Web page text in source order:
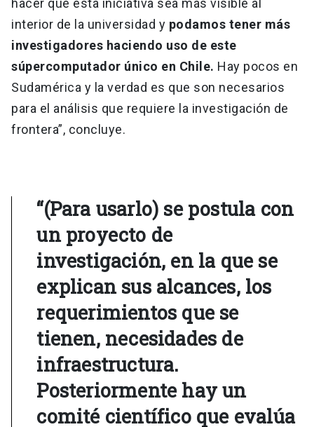
hacer que esta iniciativa sea más visible al
interior de la universidad y podamos tener más
investigadores haciendo uso de este
súpercomputador único en Chile. Hay pocos en
Sudamérica y la verdad es que son necesarios
para el análisis que requiere la investigación de
frontera”, concluye.
“(Para usarlo) se postula con
un proyecto de
investigación, en la que se
explican sus alcances, los
requerimientos que se
tienen, necesidades de
infraestructura.
Posteriormente hay un
comité científico que evalúa